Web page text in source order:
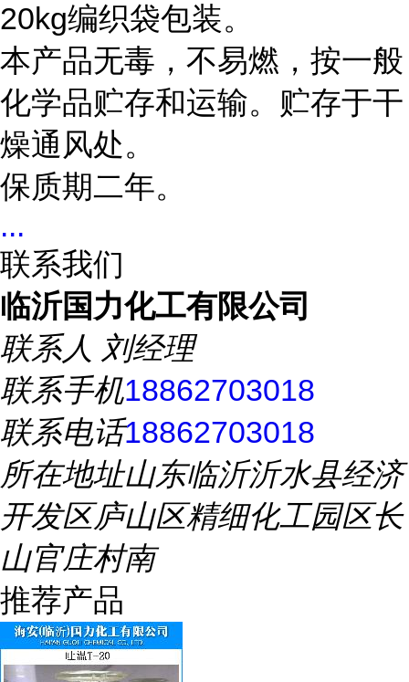
20kg编织袋包装。
本产品无毒，不易燃，按一般
化学品贮存和运输。贮存于干
燥通风处。
保质期二年。
...
联系我们
临沂国力化工有限公司
联系人 刘经理
联系手机18862703018
联系电话18862703018
所在地址山东临沂沂水县经济
开发区庐山区精细化工园区长
山官庄村南
推荐产品